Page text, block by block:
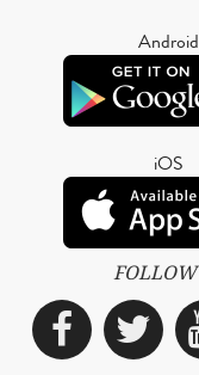
Android
iOS
FOLLOW